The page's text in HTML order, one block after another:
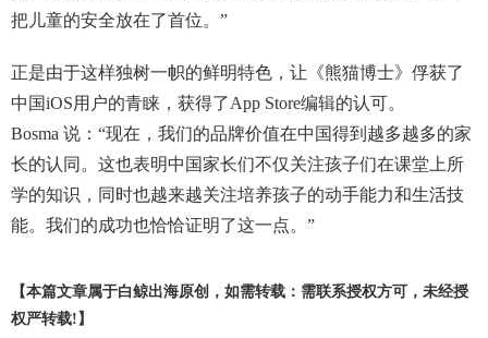
把儿童的安全放在了首位。”
正是由于这样独树一帜的鲜明特色，让《熊猫博士》俘获了
中国iOS用户的青睐，获得了App Store编辑的认可。
Bosma 说：“现在，我们的品牌价值在中国得到越多越多的家
长的认同。这也表明中国家长们不仅关注孩子们在课堂上所
学的知识，同时也越来越关注培养孩子的动手能力和生活技
能。我们的成功也恰恰证明了这一点。”
【本篇文章属于白鲸出海原创，如需转载：需联系授权方可，未经授
权严转载!】